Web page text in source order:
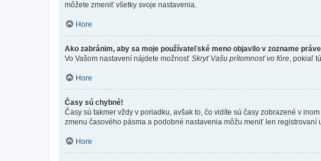
môžete zmeniť všetky svoje nastavenia.
Hore
Ako zabránim, aby sa moje používateľské meno objavilo v zozname
Vo Vašom nastavení nájdete možnosť Skryť Vašu prítomnosť vo fóre, pokiaľ
Hore
Časy sú chybné!
Časy sú takmer vždy v poriadku, avšak to, čo vidíte sú časy zobrazené v
zmenu časového pásma a podobné nastavenia môžu meniť len
Hore